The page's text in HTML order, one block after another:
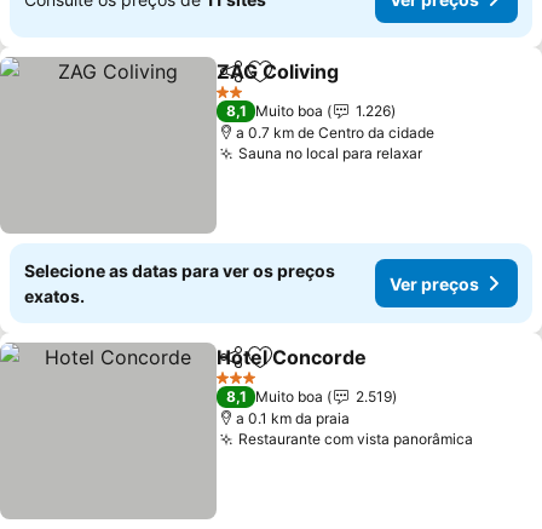
PartilharAdicionar aos favoritos
ZAG Coliving
2 Estrelas
8,1 Muito boa
1.226
a 0.7 km de Centro da cidade
Sauna no local para relaxarVer preços
Selecione as datas para ver os preços
exatos.
Ver preços
PartilharAdicionar aos favoritos
Hotel Concorde
3 Estrelas
8,1 Muito boa
2.519
a 0.1 km da praia
Restaurante com vista panorâmica